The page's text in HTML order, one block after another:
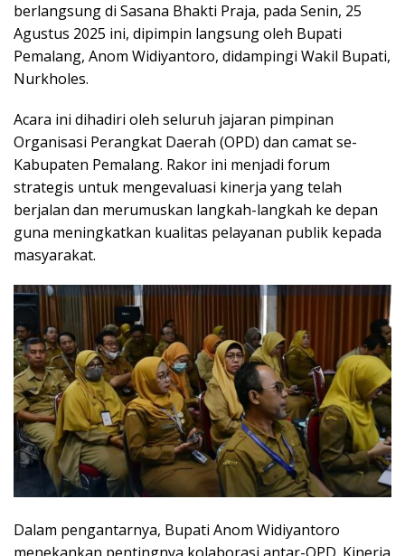
berlangsung di Sasana Bhakti Praja, pada Senin, 25
Agustus 2025 ini, dipimpin langsung oleh Bupati
Pemalang, Anom Widiyantoro, didampingi Wakil Bupati,
Nurkholes.
Acara ini dihadiri oleh seluruh jajaran pimpinan
Organisasi Perangkat Daerah (OPD) dan camat se-
Kabupaten Pemalang. Rakor ini menjadi forum
strategis untuk mengevaluasi kinerja yang telah
berjalan dan merumuskan langkah-langkah ke depan
guna meningkatkan kualitas pelayanan publik kepada
masyarakat.
Dalam pengantarnya, Bupati Anom Widiyantoro